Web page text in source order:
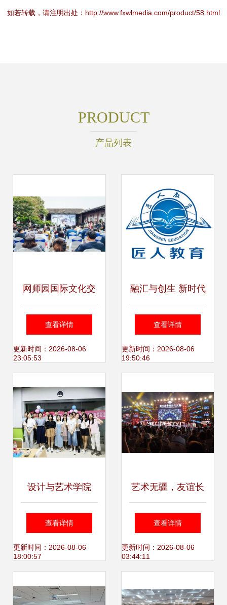
如若转载，请注明出处：http://www.fxwlmedia.com/product/58.html
PRODUCT
产品列表
网师园国际文化交
流项目启动仪式 搭
建全球艺术家对话
查看详情
更新时间：2026-08-06
23:05:53
融汇与创生 新时代
国内文化艺术交流
活动的策划之道
查看详情
更新时间：2026-08-06
19:50:46
设计与艺术学院
2019级新生交流会
筑梦起航，艺路同
查看详情
更新时间：2026-08-06
18:00:57
艺术无疆，友谊长
青 艺术与设计学院
应邀参加第八届中
查看详情
更新时间：2026-08-06
03:44:11